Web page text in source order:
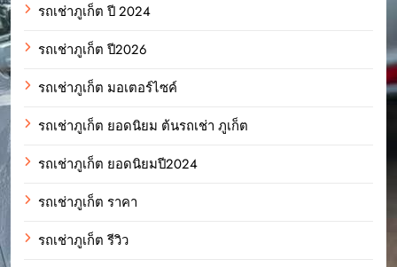
รถเช่าภูเก็ต ปี 2024
รถเช่าภูเก็ต ปี2026
รถเช่าภูเก็ต มอเตอร์ไซค์
รถเช่าภูเก็ต ยอดนิยม ต้นรถเช่า ภูเก็ต
รถเช่าภูเก็ต ยอดนิยมปี2024
รถเช่าภูเก็ต ราคา
รถเช่าภูเก็ต รีวิว